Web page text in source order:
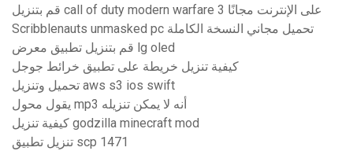
قم بتنزيل call of duty modern warfare 3 على الإنترنت مجانًا
Scribblenauts unmasked pc تحميل مجاني النسخة الكاملة
قم بتنزيل تطبيق معرض lg oled
كيفية تنزيل خريطة على تطبيق خرائط جوجل
تحميل وتنزيل aws s3 ios swift
يقول محول mp3 أنه لا يمكن تنزيله
كيفية تنزيل godzilla minecraft mod
تنزيل تطبيق scp 1471